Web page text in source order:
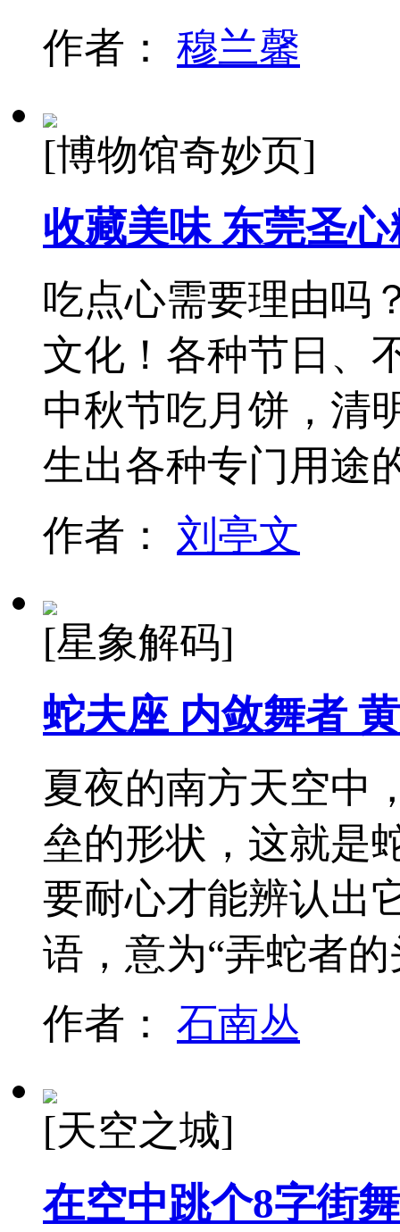
作者： 穆兰馨
[博物馆奇妙页]
收藏美味 东莞圣
吃点心需要理由吗
文化！各种节日、
中秋节吃月饼，清
生出各种专门用
作者： 刘亭文
[星象解码]
蛇夫座 内敛舞者
夏夜的南方天空中
垒的形状，这就是
要耐心才能辨认出
语，意为“弄蛇者
作者： 石南丛
[天空之城]
在空中跳个8字街